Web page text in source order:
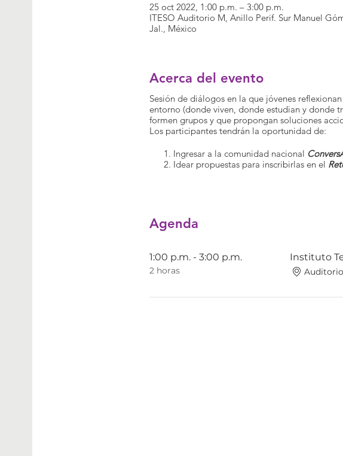
25 oct 2022, 1:00 p.m. – 3:00 p.m.
ITESO Auditorio M, Anillo Perif. Sur Manuel
Jal., México
Acerca del evento
Sesión de diálogos en la que jóvenes
entorno (donde viven, donde estudian y donde
formen grupos y que propongan soluciones
Los participantes tendrán la oportunidad de:
Ingresar a la comunidad nacional
Idear propuestas para inscribirlas en el
Agenda
1:00 p.m. - 3:00 p.m.
2 horas
Instituto